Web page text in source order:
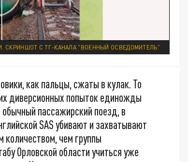
СКРИНШОТ С ТГ-КАНАЛА "ВОЕННЫЙ ОСВЕДОМИТЕЛЬ"
как пальцы, сжаты в кулак. То
диверсионных попыток единожды
пассажирский поезд, в
SAS убивают и захватывают
количеством, чем группы
Орловской области учиться уже